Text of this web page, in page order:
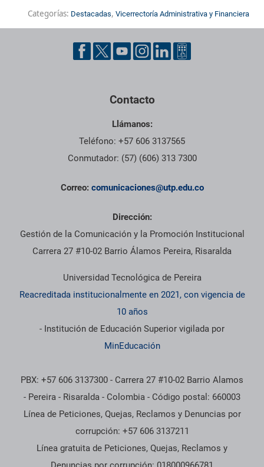
Categorías: Destacadas, Vicerrectoría Administrativa y Financiera
Contacto
Llámanos:
Teléfono: +57 606 3137565
Conmutador: (57) (606) 313 7300
Correo: comunicaciones@utp.edu.co
Dirección:
Gestión de la Comunicación y la Promoción Institucional
Carrera 27 #10-02 Barrio Álamos Pereira, Risaralda
Universidad Tecnológica de Pereira
Reacreditada institucionalmente en 2021, con vigencia de
10 años
- Institución de Educación Superior vigilada por
MinEducación
PBX: +57 606 3137300 - Carrera 27 #10-02 Barrio Alamos
- Pereira - Risaralda - Colombia - Código postal: 660003
Línea de Peticiones, Quejas, Reclamos y Denuncias por
corrupción: +57 606 3137211
Línea gratuita de Peticiones, Quejas, Reclamos y